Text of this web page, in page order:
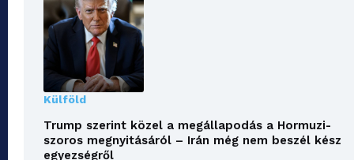
Külföld
Trump szerint közel a megállapodás a Hormuzi-
szoros megnyitásáról – Irán még nem beszél kész
egyezségről